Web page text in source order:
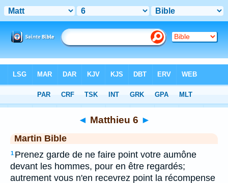
> Matthieu 6
◄ Matthieu 6 ►
Martin Bible
1 Prenez garde de ne faire point votre aumône
devant les hommes, pour en être regardés;
autrement vous n'en recevrez point la récompense